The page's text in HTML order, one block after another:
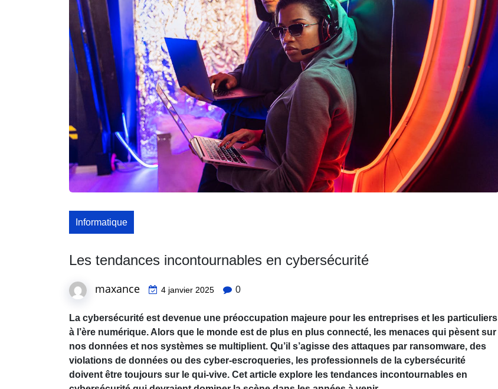
Informatique
Les tendances incontournables en cybersécurité
maxance 4 janvier 2025 0
La cybersécurité est devenue une préoccupation majeure pour les entreprises et les particuliers
à l’ère numérique. Alors que le monde est de plus en plus connecté, les menaces qui pèsent sur
nos données et nos systèmes se multiplient. Qu’il s’agisse des attaques par ransomware, des
violations de données ou des cyber-escroqueries, les professionnels de la cybersécurité
doivent être toujours sur le qui-vive. Cet article explore les tendances incontournables en